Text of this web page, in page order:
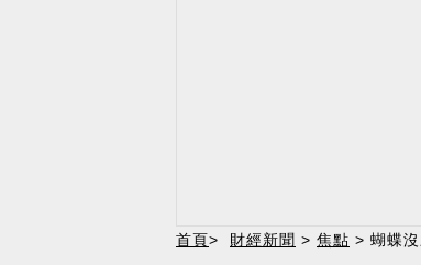
首頁> 財經新聞 > 焦點 > 蝴蝶